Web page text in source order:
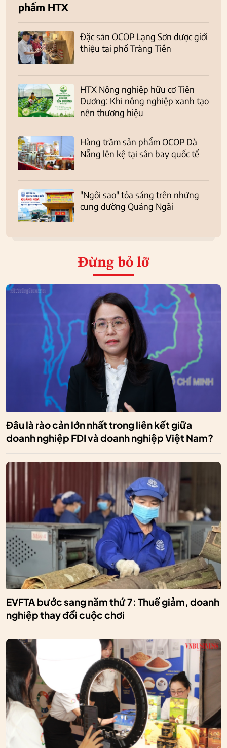
phẩm HTX
Đặc sản OCOP Lạng Sơn được giới
thiệu tại phố Tràng Tiền
HTX Nông nghiệp hữu cơ Tiên
Dương: Khi nông nghiệp xanh tạo
nên thương hiệu
Hàng trăm sản phẩm OCOP Đà
Nẵng lên kệ tại sân bay quốc tế
"Ngôi sao" tỏa sáng trên những
cung đường Quảng Ngãi
Đừng bỏ lỡ
Đâu là rào cản lớn nhất trong liên kết giữa
doanh nghiệp FDI và doanh nghiệp Việt Nam?
EVFTA bước sang năm thứ 7: Thuế giảm, doanh
nghiệp thay đổi cuộc chơi